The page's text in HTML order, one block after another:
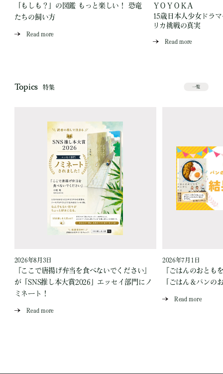
「もしも？」の図鑑 もっと楽しい！ 恐竜
たちの飼い方
Read more
ＹＯＹＯＫＡ
15歳日本人少女ドラ
リカ挑戦の真実
Read more
Topics 特集 一覧
2026年8月3日
『ここで唐揚げ弁当を食べないでください』
が「SNS推し本大賞2026」エッセイ部門にノ
ミネート！
Read more
2026年7月1日
『ごはんのおとも
「ごはん＆パンの
Read more